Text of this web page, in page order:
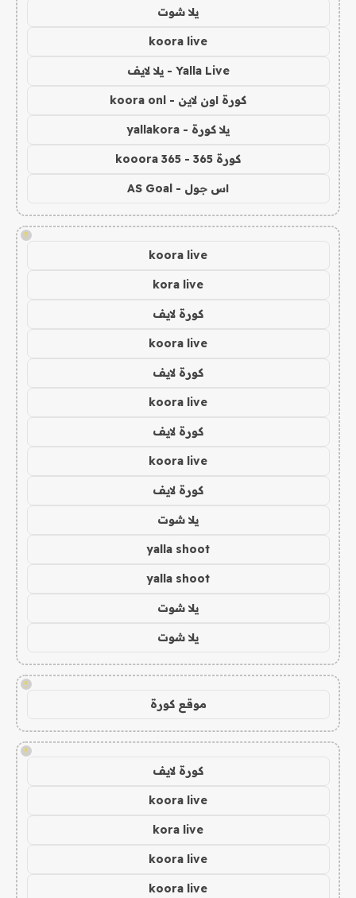
يلا شوت
koora live
Yalla Live - يلا لايف
كورة اون لاين - koora onl
يلا كورة - yallakora
كورة 365 - kooora 365
اس جول - AS Goal
!
koora live
kora live
كورة لايف
koora live
كورة لايف
koora live
كورة لايف
koora live
كورة لايف
يلا شوت
yalla shoot
yalla shoot
يلا شوت
يلا شوت
!
موقع كورة
!
كورة لايف
koora live
kora live
koora live
koora live